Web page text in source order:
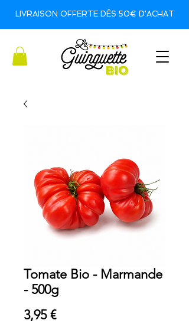
LIVRAISON OFFERTE DÈS 50€ D'ACHAT
Tomate Bio - Marmande
- 500g
3,95 €Prix